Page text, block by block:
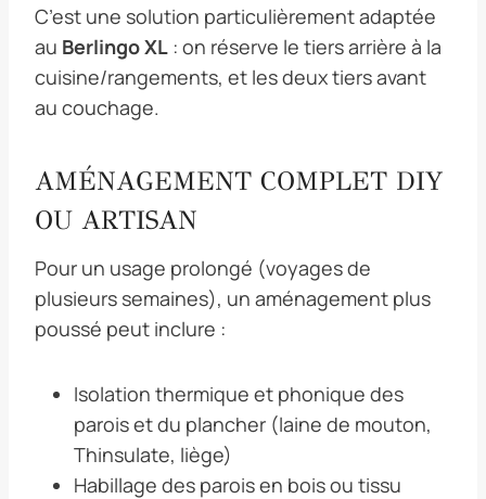
C’est une solution particulièrement adaptée
au Berlingo XL : on réserve le tiers arrière à la
cuisine/rangements, et les deux tiers avant
au couchage.
AMÉNAGEMENT COMPLET DIY
OU ARTISAN
Pour un usage prolongé (voyages de
plusieurs semaines), un aménagement plus
poussé peut inclure :
Isolation thermique et phonique des
parois et du plancher (laine de mouton,
Thinsulate, liège)
Habillage des parois en bois ou tissu